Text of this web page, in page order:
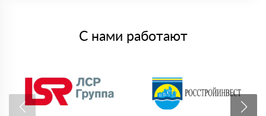
С нами работают